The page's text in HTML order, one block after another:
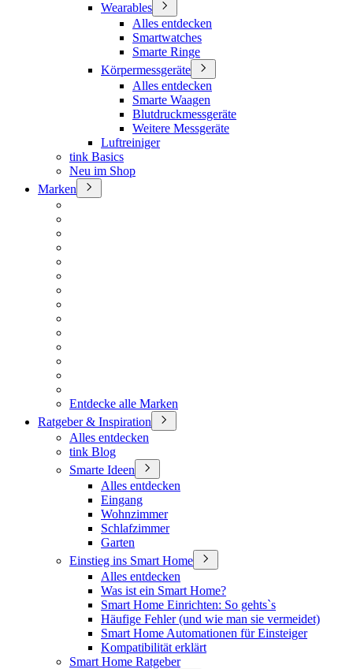
Wearables
Alles entdecken
Smartwatches
Smarte Ringe
Körpermessgeräte
Alles entdecken
Smarte Waagen
Blutdruckmessgeräte
Weitere Messgeräte
Luftreiniger
tink Basics
Neu im Shop
Marken
Entdecke alle Marken
Ratgeber & Inspiration
Alles entdecken
tink Blog
Smarte Ideen
Alles entdecken
Eingang
Wohnzimmer
Schlafzimmer
Garten
Einstieg ins Smart Home
Alles entdecken
Was ist ein Smart Home?
Smart Home Einrichten: So gehts`s
Häufige Fehler (und wie man sie vermeidet)
Smart Home Automationen für Einsteiger
Kompatibilität erklärt
Smart Home Ratgeber